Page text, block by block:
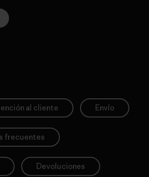
al cliente Envío
frecuentes
Devoluciones